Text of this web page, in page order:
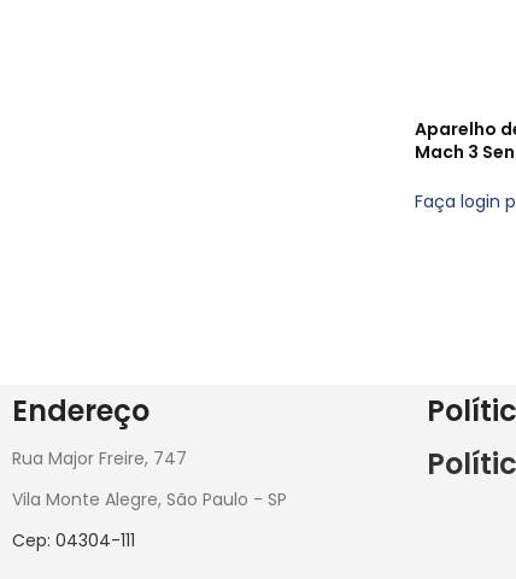
Aparelho
Mach 3
Faça login
Endereço
Rua Major Freire, 747
Vila Monte Alegre, São Paulo - SP
Cep: 04304-111